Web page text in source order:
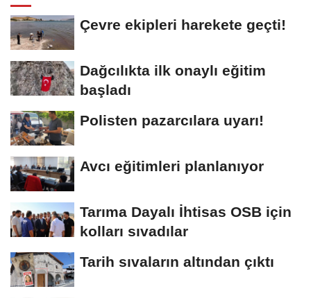
Çevre ekipleri harekete geçti!
Dağcılıkta ilk onaylı eğitim
başladı
Polisten pazarcılara uyarı!
Avcı eğitimleri planlanıyor
Tarıma Dayalı İhtisas OSB için
kolları sıvadılar
Tarih sıvaların altından çıktı